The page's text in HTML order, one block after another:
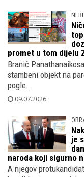
promet u tom dijelu
Branič
stambeni objekt na
pogle..
09.07.2026
je
naroda koji sigurno
A njegov